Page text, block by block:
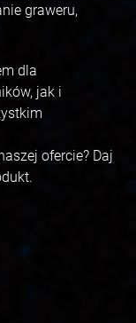
graweru,
dla
jak i
ofercie? Daj